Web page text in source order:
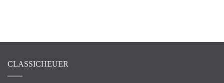
CLASSICHEUER